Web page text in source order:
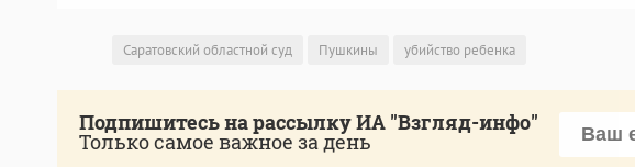
Саратовский областной суд Пушкины убийство ребенка
Подпишитесь на рассылку ИА "Взгляд-инфо"
Только самое важное за день